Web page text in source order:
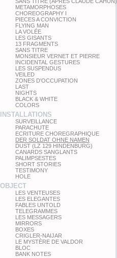
METAMORPHOSES
CHOREOGRAPHY I
PIECES A CONVICTION
FLYING MAN
LA VOLÉE
LES GISANTS
13 FRAGMENTS
SANS TITRE
MONSIEUR VERNET ET PIERRE
INCIDENTAL GESTURES
LES SUSPENDUS
VEILED
ZONES D'OCCUPATION
LAST
NIGHTS
BLACK & WHITE
COLORS
INSTALLATIONS
SURVEILLANCE
PARACHUTE
ECRITURE CHOREGRAPHIQUE
DER SOLDAT OHNE NAMEN
DUST (LZ 129 HINDENBURG)
CANARDS SANGLANTS
PALIMPSESTES
SHORT STORIES
TESTIMONY
HOLE
OBJECT
LES VENTEUSES
LES ELEGANTES
FABLES UNTOLD
TELEGRAMMES
LES MESSAGERS
MIRRORS
BOXES
CRIGLER-NAIJAR
LE MYSTÈRE DE VALDOR
BLOC
BANK NOTES